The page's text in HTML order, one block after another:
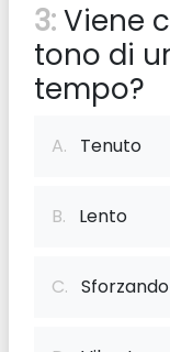
3:Viene
tono di
tempo?
A. Tenuto
B. Lento
C. Sforzando